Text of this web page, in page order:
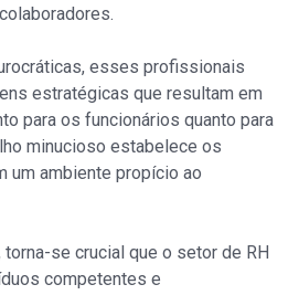
esses profissionais
estratégicas que resultam em
para os funcionários quanto para
minucioso estabelece os
um ambiente propício ao
se crucial que o setor de RH
competentes e